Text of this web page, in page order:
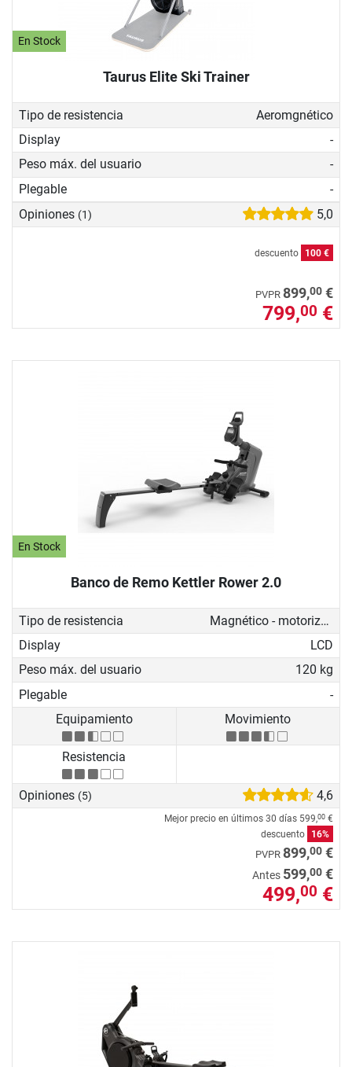
En Stock
Taurus Elite Ski Trainer
Tipo de resistencia
Aeromgnético
Display
-
Peso máx. del usuario
-
Plegable
-
Opiniones (1) 5,0
descuento 100 €
PVPR 899,00 €
799,00 €
En Stock
Banco de Remo Kettler Rower 2.0
Tipo de resistencia
Magnético - motorizado
Display
LCD
Peso máx. del usuario
120 kg
Plegable
-
Equipamiento
Movimiento
Resistencia
Opiniones (5) 4,6
Mejor precio en últimos 30 días 599,00 €
descuento
16%
PVPR 899,00 €
Antes 599,00 €
499,00 €